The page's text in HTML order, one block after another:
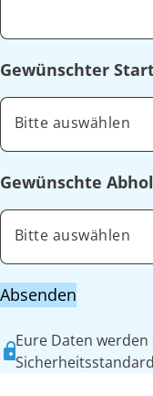
Gewünschter
Bitte auswählen
Gewünschte
Bitte auswählen
Absenden
Eure Daten